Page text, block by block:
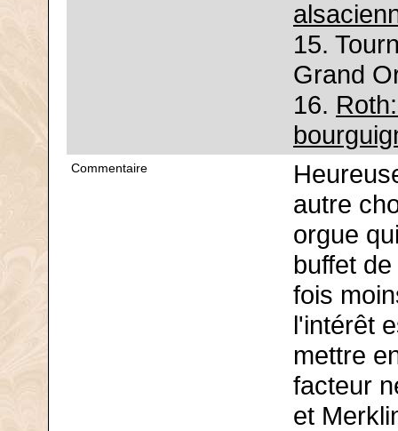
15.
Grand
16.
Commentaire
autre
orgue
buffet
fois
l'intérêt
mettre
facteur
et